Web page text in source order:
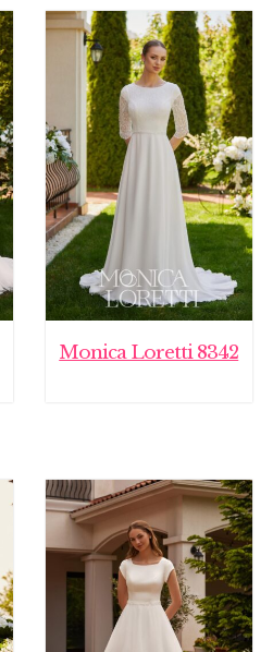
Monica Loretti 8342